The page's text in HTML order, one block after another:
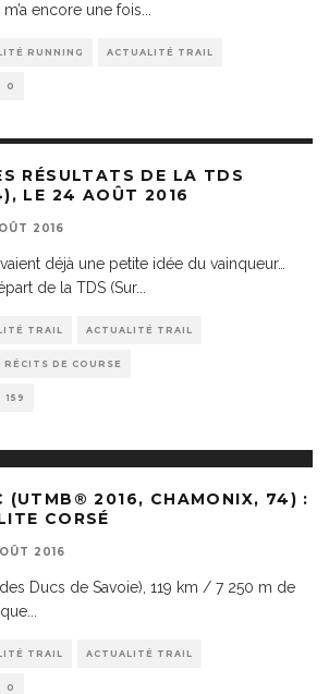
encore une fois
RUNNING ACTUALITÉ TRAIL
0
RÉSULTATS DE LA TDS
LE 24 AOÛT 2016
2016
déjà une petite idée du vainqueur…
de la TDS (Sur...
TRAIL ACTUALITÉ TRAIL
RÉCITS DE COURSE
159
(UTMB® 2016, CHAMONIX, 74) :
CORSÉ
2016
Ducs de Savoie), 119 km / 7 250 m de
TRAIL ACTUALITÉ TRAIL
0